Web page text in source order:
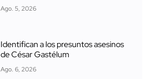
Ago. 5, 2026
Identifican a los presuntos asesinos
de César Gastélum
Ago. 6, 2026